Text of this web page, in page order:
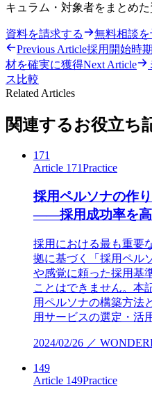
キュラム・対象者をまとめた
資料を請求する
無料相談を
Previous Article採用開始時
材を確実に獲得Next Article
ス比較
Related Articles
関連するお役立ち
171
Article 171Practice
採用ペルソナの作
——採用成功率を高
採用における最も重要
拠に基づく「採用ペル
や感覚に頼った採用基
ことはできません。本
用ペルソナの構築方法
用サービスの選定・活
2024/02/26 ／
149
Article 149Practice